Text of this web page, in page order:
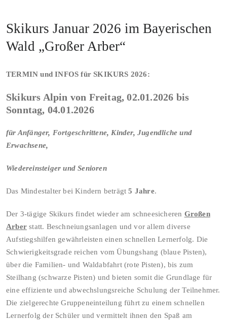
Skikurs Januar 2026 im Bayerischen
Wald „Großer Arber“
TERMIN und INFOS für SKIKURS 2026:
Skikurs Alpin von Freitag, 02.01.2026 bis
Sonntag, 04.01.2026
für Anfänger, Fortgeschrittene, Kinder, Jugendliche und
Erwachsene,
Wiedereinsteiger und Senioren
Das Mindestalter bei Kindern beträgt5 Jahre.
Der 3-tägige Skikurs findet wieder am schneesicheren Großen
Arber statt. Beschneiungsanlagen und vor allem diverse
Aufstiegshilfen gewährleisten einen schnellen Lernerfolg. Die
Schwierigkeitsgrade reichen vom Übungshang (blaue Pisten),
über die Familien- und Waldabfahrt (rote Pisten), bis zum
Steilhang (schwarze Pisten) und bieten somit die Grundlage für
eine effiziente und abwechslungsreiche Schulung der Teilnehmer.
Die zielgerechte Gruppeneinteilung führt zu einem schnellen
Lernerfolg der Schüler und vermittelt ihnen den Spaß am